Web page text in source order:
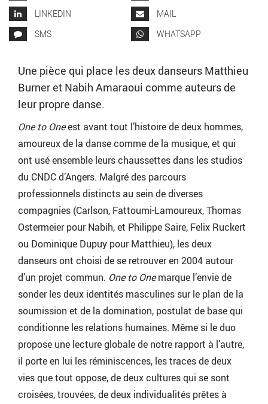
LINKEDIN
MAIL
SMS
WHATSAPP
Une pièce qui place les deux danseurs Matthieu
Burner et Nabih Amaraoui comme auteurs de
leur propre danse.
One to Oneest avant tout l’histoire de deux hommes,
amoureux de la danse comme de la musique, et qui
ont usé ensemble leurs chaussettes dans les studios
du CNDC d’Angers. Malgré des parcours
professionnels distincts au sein de diverses
compagnies (Carlson, Fattoumi-Lamoureux, Thomas
Ostermeier pour Nabih, et Philippe Saire, Felix Ruckert
ou Dominique Dupuy pour Matthieu), les deux
danseurs ont choisi de se retrouver en 2004 autour
d’un projet commun. One to Onemarque l’envie de
sonder les deux identités masculines sur le plan de la
soumission et de la domination, postulat de base qui
conditionne les relations humaines. Même si le duo
propose une lecture globale de notre rapport à l’autre,
il porte en lui les réminiscences, les traces de deux
vies que tout oppose, de deux cultures qui se sont
croisées, trouvées, de deux individualités prêtes à